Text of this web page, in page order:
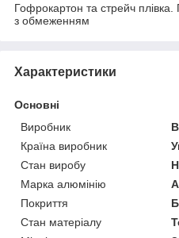
Гофрокартон та стрейч плівка.
з обмеженням
Характеристики
Основні
Виробник
Країна виробник
Стан виробу
Марка алюмінію
Покриття
Стан матеріалу